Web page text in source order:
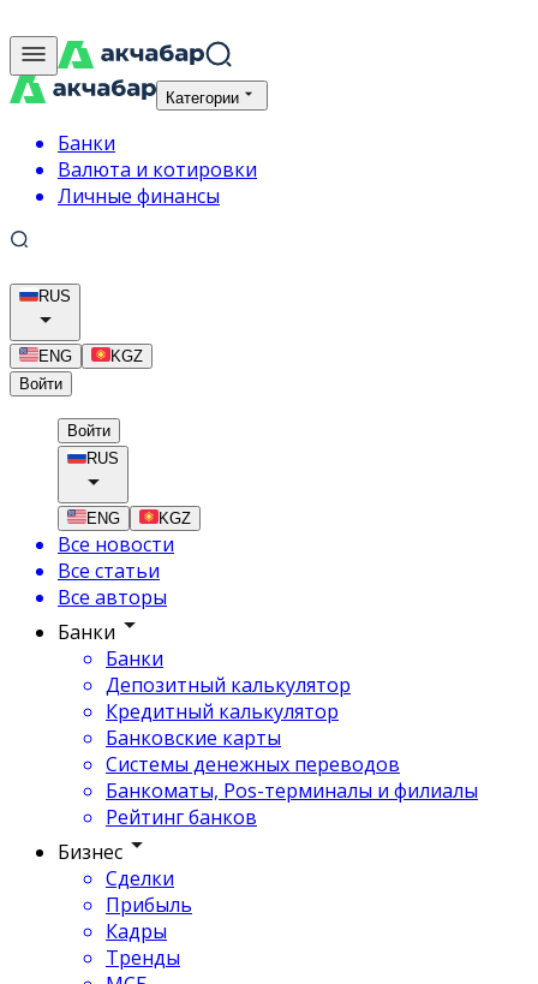
Категории
Банки
Валюта и котировки
Личные финансы
RUS
ENG
KGZ
Войти
Войти
RUS
ENG KGZ
Все новости
Все статьи
Все авторы
Банки
Банки
Депозитный калькулятор
Кредитный калькулятор
Банковские карты
Системы денежных переводов
Банкоматы, Pos-терминалы и филиалы
Рейтинг банков
Бизнес
Сделки
Прибыль
Кадры
Тренды